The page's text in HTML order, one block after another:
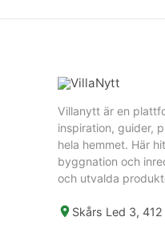
Villanytt är en
inspiration, guider,
hela hemmet. Här
byggnation och
och utvalda
Skårs Led 3,